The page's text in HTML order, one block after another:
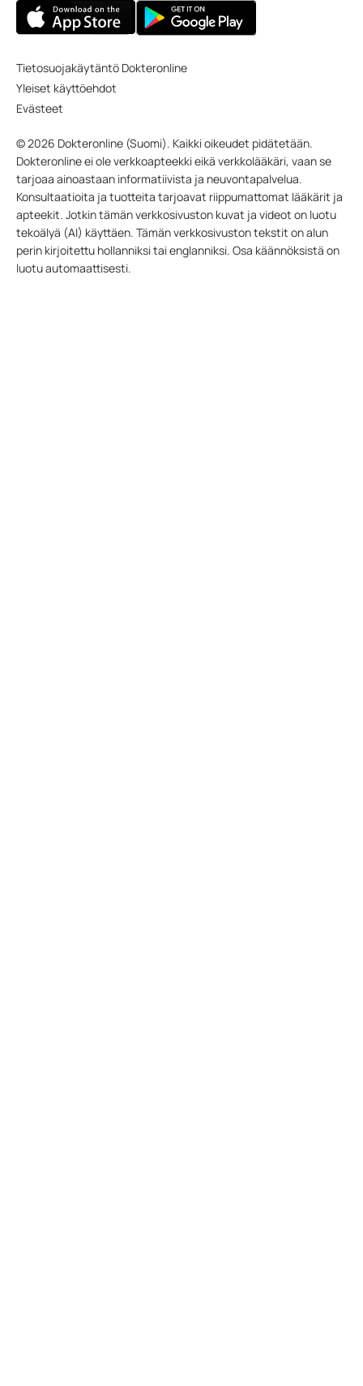
Tietosuojakäytäntö Dokteronline
Yleiset käyttöehdot
Evästeet
© 2026 Dokteronline (Suomi). Kaikki oikeudet pidätetään.
Dokteronline ei ole verkkoapteekki eikä verkkolääkäri, vaan se
tarjoaa ainoastaan informatiivista ja neuvontapalvelua.
Konsultaatioita ja tuotteita tarjoavat riippumattomat lääkärit ja
apteekit. Jotkin tämän verkkosivuston kuvat ja videot on luotu
tekoälyä (AI) käyttäen. Tämän verkkosivuston tekstit on alun
perin kirjoitettu hollanniksi tai englanniksi. Osa käännöksistä on
luotu automaattisesti.